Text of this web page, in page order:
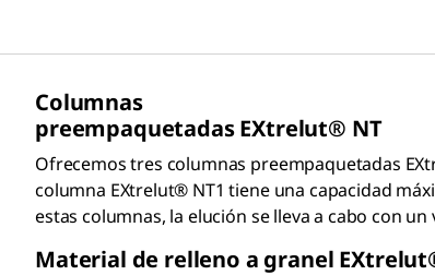
Columnas
preempaquetadasEXtrelut® NT
Ofrecemos tres columnas preempaquetadas
columna EXtrelut® NT1 tiene una capacidad
estas columnas, la elución se lleva a cabo con
Material de relleno a granel